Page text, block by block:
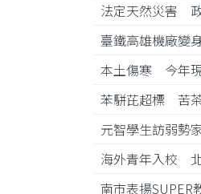
法定天然災害
臺鐵高雄機廠變
本土傷寒 今年
苯駢芘超標 苦
元智學生訪弱
海外青年入校
南市表揚SUPER